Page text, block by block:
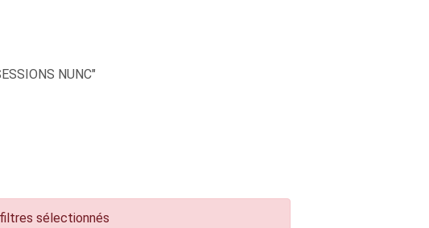
NUNC"
sélectionnés